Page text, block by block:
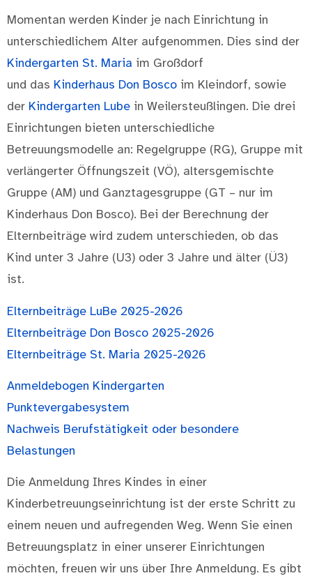
Momentan werden Kinder je nach Einrichtung in
unterschiedlichem Alter aufgenommen. Dies sind der
Kindergarten St. Maria im Großdorf
und das Kinderhaus Don Bosco im Kleindorf, sowie
der Kindergarten Lube in Weilersteußlingen. Die drei
Einrichtungen bieten unterschiedliche
Betreuungsmodelle an: Regelgruppe (RG), Gruppe mit
verlängerter Öffnungszeit (VÖ), altersgemischte
Gruppe (AM) und Ganztagesgruppe (GT – nur im
Kinderhaus Don Bosco). Bei der Berechnung der
Elternbeiträge wird zudem unterschieden, ob das
Kind unter 3 Jahre (U3) oder 3 Jahre und älter (Ü3)
ist.
Elternbeiträge LuBe 2025-2026
Elternbeiträge Don Bosco 2025-2026
Elternbeiträge St. Maria 2025-2026
Anmeldebogen Kindergarten
Punktevergabesystem
Nachweis Berufstätigkeit oder besondere
Belastungen
Die Anmeldung Ihres Kindes in einer
Kinderbetreuungseinrichtung ist der erste Schritt zu
einem neuen und aufregenden Weg. Wenn Sie einen
Betreuungsplatz in einer unserer Einrichtungen
möchten, freuen wir uns über Ihre Anmeldung. Es gibt